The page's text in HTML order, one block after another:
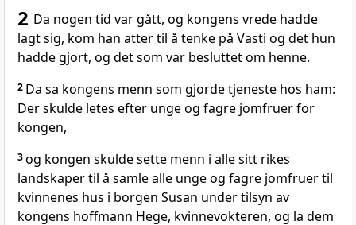
2 Da nogen tid var gått, og kongens vrede hadde
lagt sig, kom han atter til å tenke på Vasti og det hun
hadde gjort, og det som var besluttet om henne.
2 Da sa kongens menn som gjorde tjeneste hos ham:
Der skulde letes efter unge og fagre jomfruer for
kongen,
3og kongen skulde sette menn i alle sitt rikes
landskaper til å samle alle unge og fagre jomfruer til
kvinnenes hus i borgen Susan under tilsyn av
kongens hoffmann Hege, kvinnevokteren, og la dem